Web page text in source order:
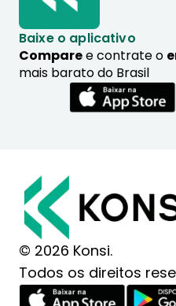
Baixe o aplicativo
Comparee contrate o
mais barato do Brasil
© 2026 Konsi.
Todos os direitos